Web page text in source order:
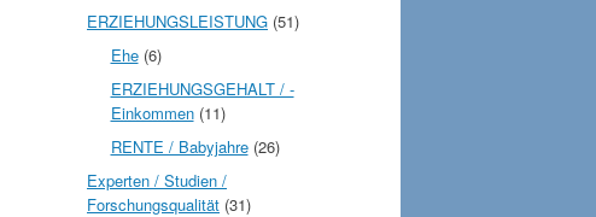
ERZIEHUNGSLEISTUNG (51)
Ehe(6)
ERZIEHUNGSGEHALT / -
Einkommen(11)
RENTE / Babyjahre(26)
Experten / Studien /
Forschungsqualität (31)